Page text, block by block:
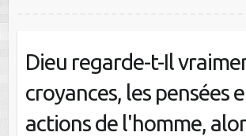
Dieu regarde-t-Il
croyances, les pensées
actions de l'homme,